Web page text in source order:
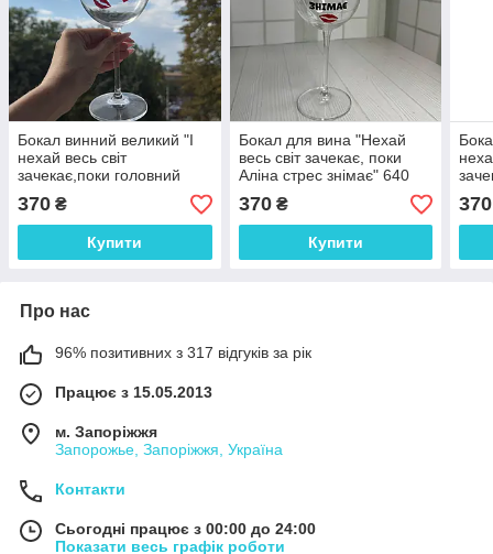
Бокал винний великий "І
нехай весь світ
зачекає,поки головний
Іруся відпочиває " 640мл
370 ₴
Купити
Бокал для вина "Нехай
весь світ зачекає, поки
Аліна стрес знімає" 640
мл
370₴
Купити
370
Про нас
96% позитивних з 317 відгуків за рік
Працює з 15.05.2013
м. Запоріжжя
Запорожье, Запоріжжя, Україна
Контакти
Сьогодні працює з 00:00 до 24:00
Показати весь графік роботи